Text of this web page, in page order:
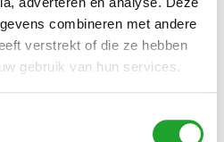
combineren met andere
verstrekt of die ze hebben
gebruik van hun services.
€ 78,70 n.v.t.